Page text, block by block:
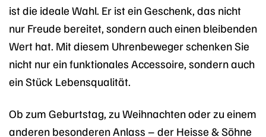
ist die ideale Wahl. Er ist ein Geschenk, das nicht
nur Freude bereitet, sondern auch einen bleibenden
Wert hat. Mit diesem Uhrenbeweger schenken Sie
nicht nur ein funktionales Accessoire, sondern auch
ein Stück Lebensqualität.
Ob zum Geburtstag, zu Weihnachten oder zu einem
anderen besonderen Anlass – der Heisse & Söhne